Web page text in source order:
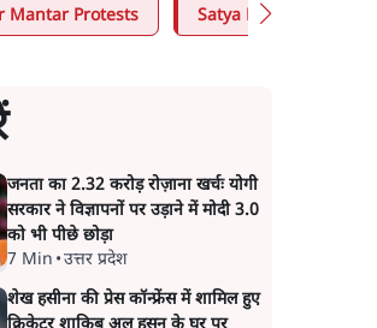
Mantar Protests Satya Hindi
जनता का 2.32 करोड़ रोज़ाना खर्चः योगी
सरकार ने विज्ञापनों पर उड़ाने में मोदी 3.0
को भी पीछे छोड़ा
7 Min •उत्तर प्रदेश
शेख हसीना की प्रेस कॉन्फ्रेंस में शामिल हुए